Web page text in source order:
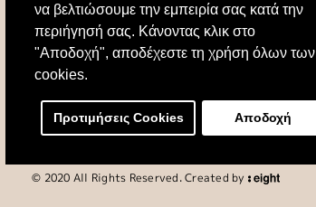
να βελτιώσουμε την εμπειρία σας κατά την
περιήγησή σας. Κάνοντας κλικ στο
"Αποδοχή", αποδέχεστε τη χρήση όλων των
cookies.
Προτιμήσεις Cookies Αποδοχή
© 2020 All Rights Reserved. Created by